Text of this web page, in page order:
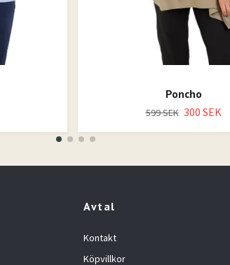
Poncho
599 SEK 300 SEK
Avtal
Kontakt
Köpvillkor